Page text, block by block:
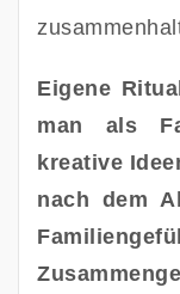
Eigene
man als
kreative
nach dem